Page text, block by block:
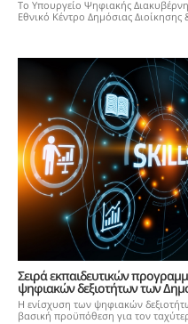
Το Υπουργείο Ψηφιακής
Εθνικό Κέντρο Δημόσιας Διοίκησης
Σειρά εκπαιδευτικών
ψηφιακών δεξιοτήτων των
Η ενίσχυση των ψηφιακών
βασική προϋπόθεση για τον